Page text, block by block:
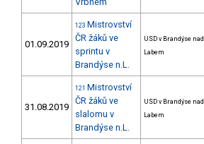
01.09.2019
123 Mistrovství
ČR žáků ve
sprintu v
Brandýse n.L.
USD v Brandýse nad
Labem
31.08.2019
121 Mistrovství
ČR žáků ve
slalomu v
Brandýse n.L.
USD v Brandýse nad
Labem